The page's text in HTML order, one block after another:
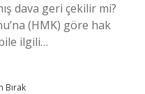
dava geri çekilir mi?
(HMK) göre hak
ilgili…
Bırak